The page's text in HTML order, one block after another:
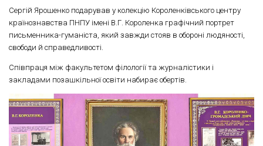
Сергій Ярошенко подарував у колекцію Короленківського центру
країнознавства ПНПУ імені В.Г. Короленка графічний портрет
письменника-гуманіста, який завжди стояв в обороні людяності,
свободи й справедливості.
Співпраця між факультетом філології та журналістики і
закладами позашкільної освіти набирає обертів.